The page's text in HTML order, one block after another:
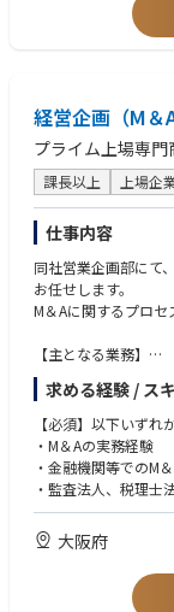
経営企画（M＆A
プライム上場専門
課長以上 上場企
仕事内容
同社営業企画部にて
お任せします。
M＆Aに関するプロセ
【主となる業務】
・新規M＆Aの計画、
・対象会社およびそ
・モデリング
・投資スキーム構築支
・DD支援
・企業価値評価
・社内調整およびプ
求める経験 / ス
【必須】以下いずれ
・M＆Aの実務経験
・金融機関等でのM
・監査法人、税理士
大阪府